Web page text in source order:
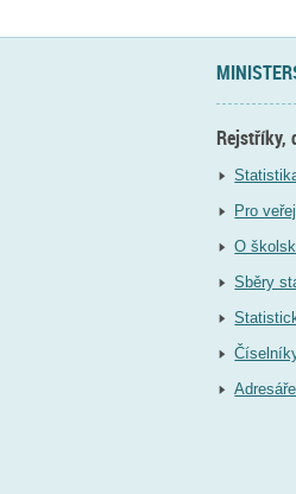
Rejstříky,
Pro
O
Sběry